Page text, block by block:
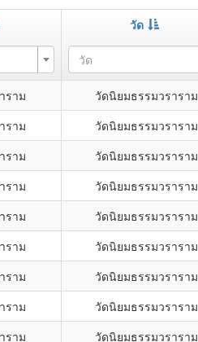
วัด
วัด
ราม วัดนิยมธรรมวราราม
ราม วัดนิยมธรรมวราราม
ราม วัดนิยมธรรมวราราม
ราม วัดนิยมธรรมวราราม
ราม วัดนิยมธรรมวราราม
ราม วัดนิยมธรรมวราราม
ราม วัดนิยมธรรมวราราม
ราม วัดนิยมธรรมวราราม
ราม วัดนิยมธรรมวราราม